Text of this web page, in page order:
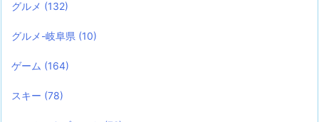
グルメ (132)
グルメ-岐阜県 (10)
ゲーム (164)
スキー (78)